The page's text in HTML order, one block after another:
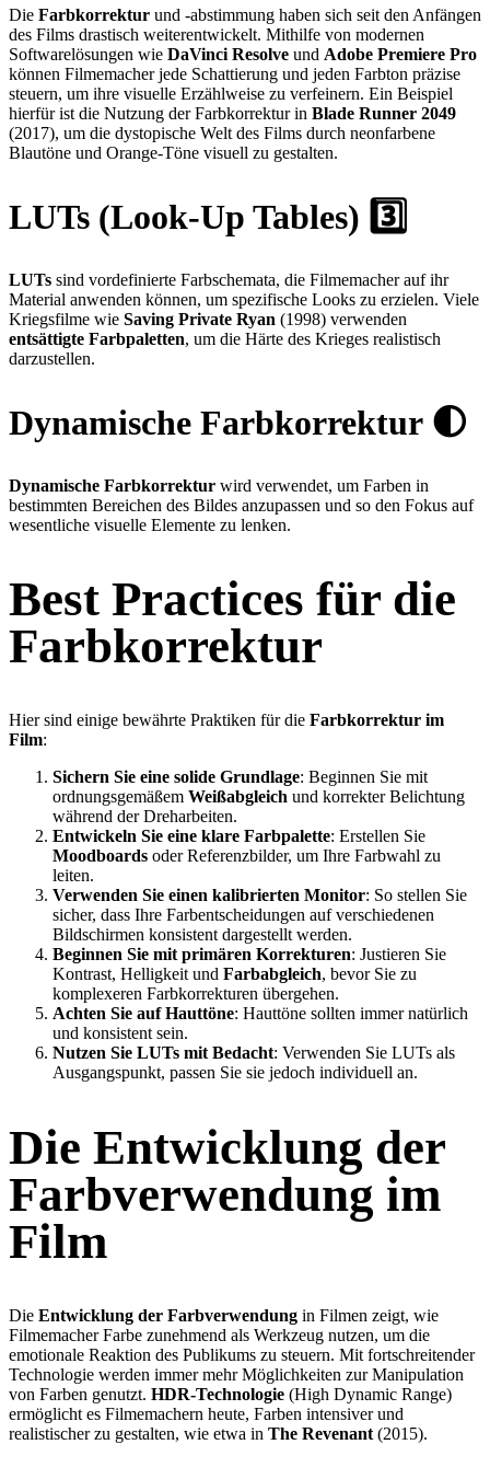
Die Farbkorrektur und -abstimmung haben sich seit den Anfängen
des Films drastisch weiterentwickelt. Mithilfe von modernen
Softwarelösungen wie DaVinci Resolve und Adobe Premiere Pro
können Filmemacher jede Schattierung und jeden Farbton präzise
steuern, um ihre visuelle Erzählweise zu verfeinern. Ein Beispiel
hierfür ist die Nutzung der Farbkorrektur in Blade Runner 2049
(2017), um die dystopische Welt des Films durch neonfarbene
Blautöne und Orange-Töne visuell zu gestalten.
LUTs (Look-Up Tables) 3️⃣
LUTs sind vordefinierte Farbschemata, die Filmemacher auf ihr
Material anwenden können, um spezifische Looks zu erzielen. Viele
Kriegsfilme wie Saving Private Ryan (1998) verwenden
entsättigte Farbpaletten, um die Härte des Krieges realistisch
darzustellen.
Dynamische Farbkorrektur 🌓
Dynamische Farbkorrektur wird verwendet, um Farben in
bestimmten Bereichen des Bildes anzupassen und so den Fokus auf
wesentliche visuelle Elemente zu lenken.
Best Practices für die
Farbkorrektur
Hier sind einige bewährte Praktiken für die Farbkorrektur im
Film:
Sichern Sie eine solide Grundlage: Beginnen Sie mit
ordnungsgemäßem Weißabgleich und korrekter Belichtung
während der Dreharbeiten.
Entwickeln Sie eine klare Farbpalette: Erstellen Sie
Moodboards oder Referenzbilder, um Ihre Farbwahl zu
leiten.
Verwenden Sie einen kalibrierten Monitor: So stellen Sie
sicher, dass Ihre Farbentscheidungen auf verschiedenen
Bildschirmen konsistent dargestellt werden.
Beginnen Sie mit primären Korrekturen: Justieren Sie
Kontrast, Helligkeit und Farbabgleich, bevor Sie zu
komplexeren Farbkorrekturen übergehen.
Achten Sie auf Hauttöne: Hauttöne sollten immer natürlich
und konsistent sein.
Nutzen Sie LUTs mit Bedacht: Verwenden Sie LUTs als
Ausgangspunkt, passen Sie sie jedoch individuell an.
Die Entwicklung der
Farbverwendung im
Film
Die Entwicklung der Farbverwendung in Filmen zeigt, wie
Filmemacher Farbe zunehmend als Werkzeug nutzen, um die
emotionale Reaktion des Publikums zu steuern. Mit fortschreitender
Technologie werden immer mehr Möglichkeiten zur Manipulation
von Farben genutzt. HDR-Technologie (High Dynamic Range)
ermöglicht es Filmemachern heute, Farben intensiver und
realistischer zu gestalten, wie etwa in The Revenant (2015).